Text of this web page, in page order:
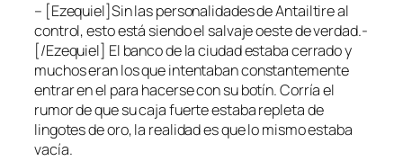
– [Ezequiel]Sin las personalidades de Antailtire al
control, esto está siendo el salvaje oeste de verdad.-
[/Ezequiel] El banco de la ciudad estaba cerrado y
muchos eran los que intentaban constantemente
entrar en el para hacerse con su botín. Corría el
rumor de que su caja fuerte estaba repleta de
lingotes de oro, la realidad es que lo mismo estaba
vacía.